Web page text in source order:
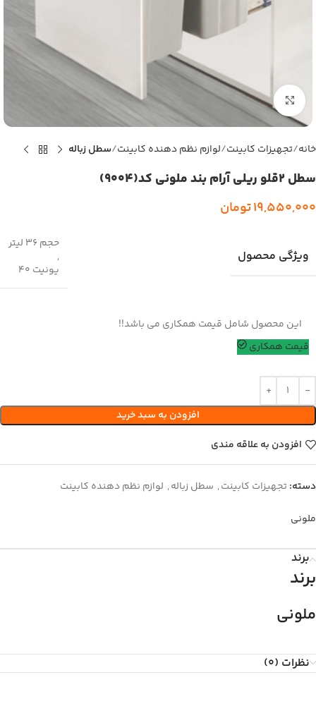
بزرگنمایی تصویر
خانه تجهیزات کابینت لوازم نظم دهنده کابینت سطل زباله
سطل 2قلو ریلی آرام بند ملونی کد(9004)
19,550,000تومان
ویژگی محصول
حجم 36 لیتر
,
یونیت 40
این محصول شامل قیمت همکاری می باشد!!
قیمت همکاری
افزودن به سبد خرید
افزودن به علاقه مندی
دسته:تجهیزات کابینت, سطل زباله, لوازم نظم دهنده کابینت
ملونی
برند
برند
ملونی
نظرات (0)